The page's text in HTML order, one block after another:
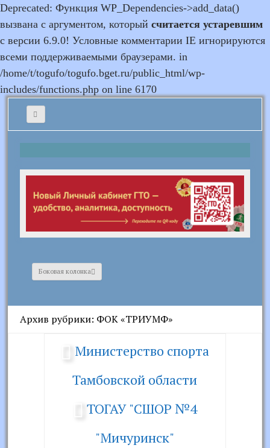
Deprecated: Функция WP_Dependencies->add_data()
вызвана с аргументом, который считается устаревшим
с версии 6.9.0! Условные комментарии IE игнорируются
всеми поддерживаемыми браузерами. in
/home/t/togufo/togufo.bget.ru/public_html/wp-
includes/functions.php on line 6170
Боковая колонка
Архив рубрики: ФОК «ТРИУМФ»
Министерство спорта
Тамбовской области
ТОГАУ "СШОР №4
"Мичуринск"